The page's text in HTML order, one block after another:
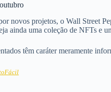
novos projetos, o Wall Street
ainda uma coleção de NFTs e
têm caráter meramente